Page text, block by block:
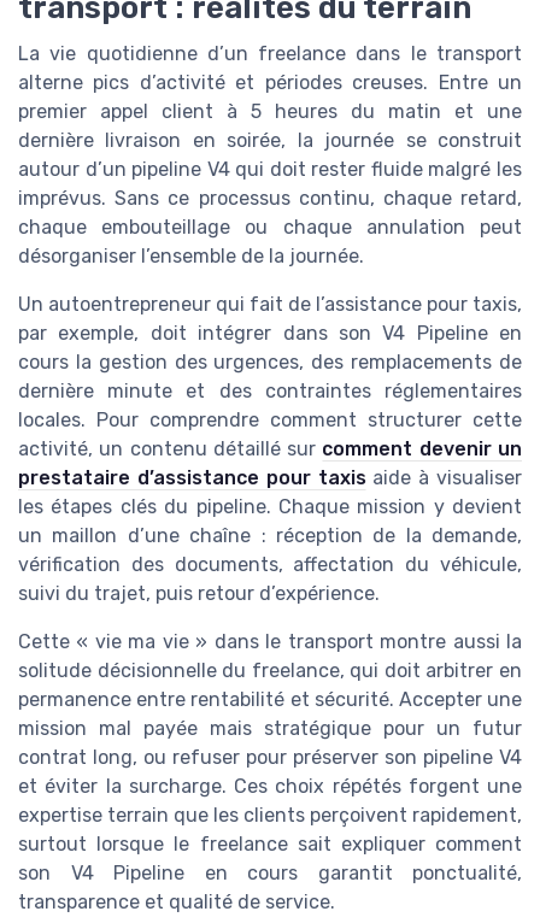
La vie quotidienne d’un freelance dans le transport
alterne pics d’activité et périodes creuses. Entre un
premier appel client à 5 heures du matin et une
dernière livraison en soirée, la journée se construit
autour d’un pipeline V4 qui doit rester fluide malgré les
imprévus. Sans ce processus continu, chaque retard,
chaque embouteillage ou chaque annulation peut
désorganiser l’ensemble de la journée.
Un autoentrepreneur qui fait de l’assistance pour taxis,
par exemple, doit intégrer dans son V4 Pipeline en
cours la gestion des urgences, des remplacements de
dernière minute et des contraintes réglementaires
locales. Pour comprendre comment structurer cette
activité, un contenu détaillé sur comment devenir un
prestataire d’assistance pour taxisaide à visualiser
les étapes clés du pipeline. Chaque mission y devient
un maillon d’une chaîne : réception de la demande,
vérification des documents, affectation du véhicule,
suivi du trajet, puis retour d’expérience.
Cette « vie ma vie » dans le transport montre aussi la
solitude décisionnelle du freelance, qui doit arbitrer en
permanence entre rentabilité et sécurité. Accepter une
mission mal payée mais stratégique pour un futur
contrat long, ou refuser pour préserver son pipeline V4
et éviter la surcharge. Ces choix répétés forgent une
expertise terrain que les clients perçoivent rapidement,
surtout lorsque le freelance sait expliquer comment
son V4 Pipeline en cours garantit ponctualité,
transparence et qualité de service.